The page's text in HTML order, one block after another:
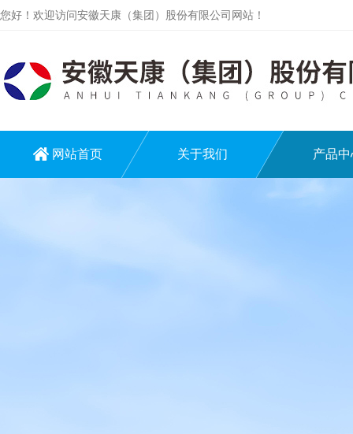
您好！欢迎访问安徽天康（集团）股份有限公司网站！
网站首页 关于我们 产品中